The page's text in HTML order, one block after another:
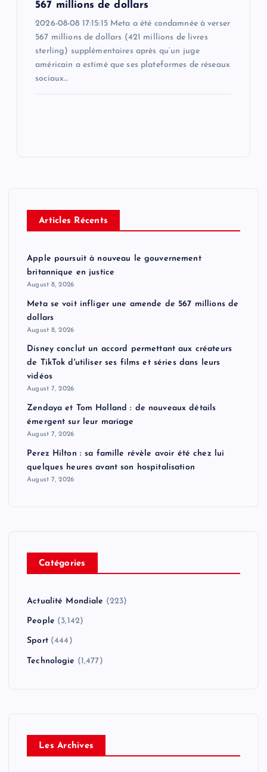
567 millions de dollars
2026-08-08 17:15:15 Meta a été condamnée à verser
567 millions de dollars (421 millions de livres
sterling) supplémentaires après qu’un juge
américain a estimé que ses plateformes de réseaux
sociaux…
Articles Récents
Apple poursuit à nouveau le gouvernement
britannique en justice
August 8, 2026
Meta se voit infliger une amende de 567 millions de
dollars
August 8, 2026
Disney conclut un accord permettant aux créateurs
de TikTok d'utiliser ses films et séries dans leurs
vidéos
August 7, 2026
Zendaya et Tom Holland : de nouveaux détails
émergent sur leur mariage
August 7, 2026
Perez Hilton : sa famille révèle avoir été chez lui
quelques heures avant son hospitalisation
August 7, 2026
Catégories
Actualité Mondiale (223)
People (3,142)
Sport(444)
Technologie (1,477)
Les Archives